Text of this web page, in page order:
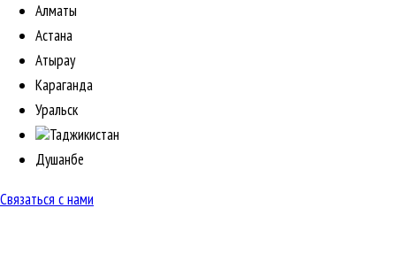
Алматы
Астана
Атырау
Караганда
Уральск
Таджикистан
Душанбе
Связаться с нами